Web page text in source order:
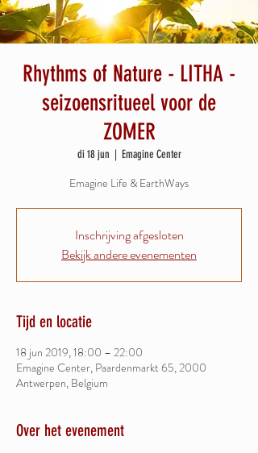
Rhythms of Nature - LITHA -
seizoensritueel voor de
ZOMER
di 18 jun
  |
Emagine Center
Emagine Life & EarthWays
Inschrijving afgesloten
Bekijk andere evenementen
Tijd en locatie
18 jun 2019, 18:00 – 22:00
Emagine Center, Paardenmarkt 65, 2000
Antwerpen, Belgium
Over het evenement